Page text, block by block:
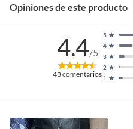
Opiniones de este producto
4.4/5
43comentarios 1
2
3
4
5